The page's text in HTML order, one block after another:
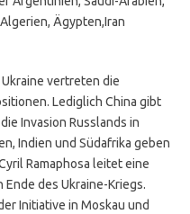
Ägypten,Iran
vertreten die
Lediglich China gibt
Invasion Russlands in
Indien und Südafrika geben
Ramaphosa leitet eine
des Ukraine-Kriegs.
Initiative in Moskau und